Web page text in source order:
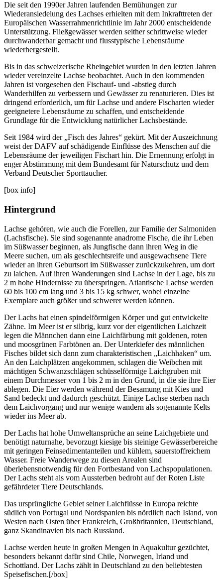
Die seit den 1990er Jahren laufenden Bemühungen zur
Wiederansiedelung des Lachses erhielten mit dem Inkrafttreten der
Europäischen Wasserrahmenrichtlinie im Jahr 2000 entscheidende
Unterstützung. Fließgewässer werden seither schrittweise wieder
durchwanderbar gemacht und flusstypische Lebensräume
wiederhergestellt.
Bis in das schweizerische Rheingebiet wurden in den letzten Jahren
wieder vereinzelte Lachse beobachtet. Auch in den kommenden
Jahren ist vorgesehen den Fischauf- und -abstieg durch
Wanderhilfen zu verbessern und Gewässer zu renaturieren. Dies ist
dringend erforderlich, um für Lachse und andere Fischarten wieder
geeignetere Lebensräume zu schaffen, und entscheidende
Grundlage für die Entwicklung natürlicher Lachsbestände.
Seit 1984 wird der „Fisch des Jahres“ gekürt. Mit der Auszeichnung
weist der DAFV auf schädigende Einflüsse des Menschen auf die
Lebensräume der jeweiligen Fischart hin. Die Ernennung erfolgt in
enger Abstimmung mit dem Bundesamt für Naturschutz und dem
Verband Deutscher Sporttaucher.
[box info]
Hintergrund
Lachse gehören, wie auch die Forellen, zur Familie der Salmoniden
(Lachsfische). Sie sind sogenannte anadrome Fische, die ihr Leben
im Süßwasser beginnen, als Jungfische dann ihren Weg in die
Meere suchen, um als geschlechtsreife und ausgewachsene Tiere
wieder an ihren Geburtsort im Süßwasser zurückzukehren, um dort
zu laichen. Auf ihren Wanderungen sind Lachse in der Lage, bis zu
2 m hohe Hindernisse zu überspringen. Atlantische Lachse werden
60 bis 100 cm lang und 3 bis 15 kg schwer, wobei einzelne
Exemplare auch größer und schwerer werden können.
Der Lachs hat einen spindelförmigen Körper und gut entwickelte
Zähne. Im Meer ist er silbrig, kurz vor der eigentlichen Laichzeit
legen die Männchen dann eine Laichfärbung mit goldenen, roten
und moosgrünen Farbtönen an. Der Unterkiefer des männlichen
Fisches bildet sich dann zum charakteristischen „Laichhaken“ um.
An den Laichplätzen angekommen, schlagen die Weibchen mit
mächtigen Schwanzschlägen schüsselförmige Laichgruben mit
einem Durchmesser von 1 bis 2 m in den Grund, in die sie ihre Eier
ablegen. Die Eier werden während der Besamung mit Kies und
Sand bedeckt und dadurch geschützt. Einige Lachse sterben nach
dem Laichvorgang und nur wenige wandern als sogenannte Kelts
wieder ins Meer ab.
Der Lachs hat hohe Umweltansprüche an seine Laichgebiete und
benötigt naturnahe, bevorzugt kiesige bis steinige Gewässerbereiche
mit geringen Feinsedimentanteilen und kühlem, sauerstoffreichem
Wasser. Freie Wanderwege zu diesen Arealen sind
überlebensnotwendig für den Fortbestand von Lachspopulationen.
Der Lachs steht als vom Aussterben bedroht auf der Roten Liste
gefährdeter Tiere Deutschlands.
Das ursprüngliche Gebiet seiner Laichflüsse in Europa reichte
südlich von Portugal und Nordspanien bis nördlich nach Island, von
Westen nach Osten über Frankreich, Großbritannien, Deutschland,
ganz Skandinavien bis nach Russland.
Lachse werden heute in großen Mengen in Aquakultur gezüchtet,
besonders bekannt dafür sind Chile, Norwegen, Irland und
Schottland. Der Lachs zählt in Deutschland zu den beliebtesten
Speisefischen.[/box]